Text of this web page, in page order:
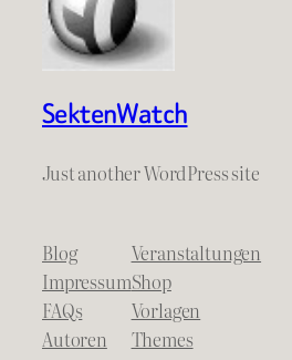
SektenWatch
Just another WordPress site
Blog
Impressum
FAQs
Autoren
Veranstaltungen
Shop
Vorlagen
Themes